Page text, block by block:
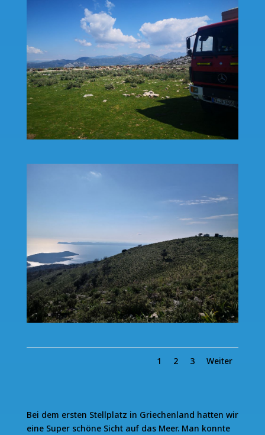
1 2 3 Weiter
Bei dem ersten Stellplatz in Griechenland hatten wir
eine Super schöne Sicht auf das Meer. Man konnte